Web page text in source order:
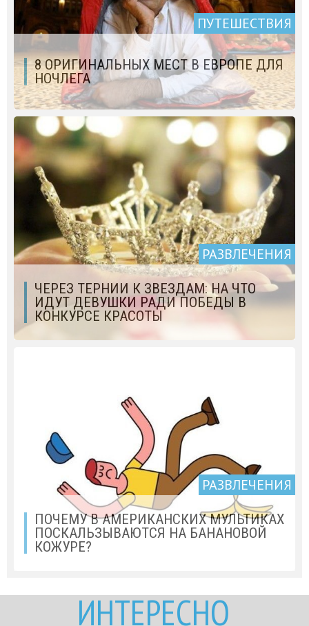
ПУТЕШЕСТВИЯ
8 ОРИГИНАЛЬНЫХ МЕСТ В ЕВРОПЕ ДЛЯ
НОЧЛЕГА
РАЗВЛЕЧЕНИЯ
ЧЕРЕЗ ТЕРНИИ К ЗВЕЗДАМ: НА ЧТО
ИДУТ ДЕВУШКИ РАДИ ПОБЕДЫ В
КОНКУРСЕ КРАСОТЫ
РАЗВЛЕЧЕНИЯ
ПОЧЕМУ В АМЕРИКАНСКИХ МУЛЬТИКАХ
ПОСКАЛЬЗЫВАЮТСЯ НА БАНАНОВОЙ
КОЖУРЕ?
ИНТЕРЕСНО